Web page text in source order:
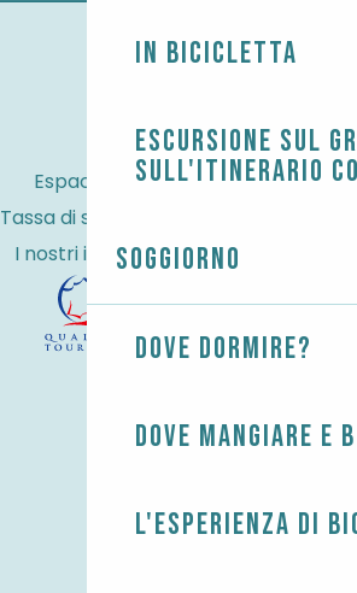
In bicicletta
Escursione sul
sull'itinerario
Soggiorno
Dove dormire?
Dove mangiare e
L'esperienza di
Espace Pro
Tassa di soggiorno
I nostri impegni